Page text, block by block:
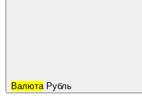
Валюта Рубль